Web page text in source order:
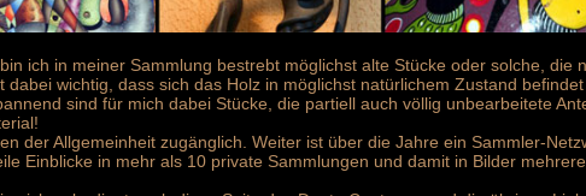
ich in meiner Sammlung bestrebt möglichst alte Stücke oder solche, die
wichtig, dass sich das Holz in möglichst natürlichem Zustand
sind für mich dabei Stücke, die partiell auch völlig unbearbeitete
der Allgemeinheit zugänglich. Weiter ist über die Jahre ein Sammler-
Einblicke in mehr als 10 private Sammlungen und damit in Bilder